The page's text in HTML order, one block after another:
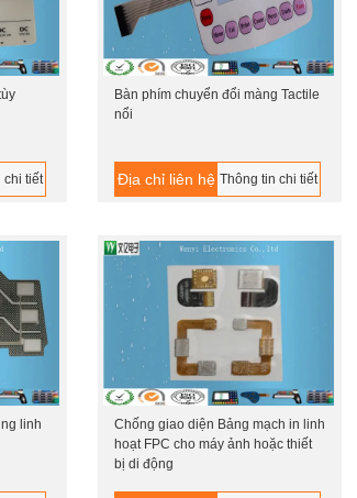
chi tiết
Bàn phím chuyển đổi màng Tactile
nổi
Địa chỉ liên hệ Thông tin chi tiết
linh
Chống giao diện Bảng mạch in linh
hoạt FPC cho máy ảnh hoặc thiết
bị di động